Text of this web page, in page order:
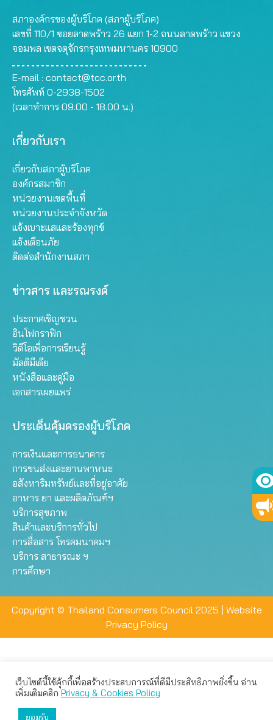
สภาองค์กรของผู้บริโภค (สภาผู้บริโภค)
เลขที่ 110/1 ซอยลาดพร้าว 26 แยก 1-2 ถนนลาดพร้าว แขวง
จอมพล เขตจตุจักรกรุงเทพมหานคร 10900
E-mail : contact@tcc.or.th
โทรศัพท์ 0-2938-1502
(เวลาทำการ 09.00 - 18.00 น.)
เกี่ยวกับเรา
เกี่ยวกับสภาผู้บริโภค
องค์กรสมาชิก
หน่วยงานเขตพื้นที่
หน่วยงานประจำจังหวัด
แจ้งเบาะแสและร้องทุกข์
แจ้งเตือนภัย
ติดต่อสำนักงานสภา
ข่าวสาร และรณรงค์
ประกาศเชิญชวน
อินโฟกราฟิก
วิดีโอเพื่อการเรียนรู้
มัลติมีเดีย
หนังสือและคู่มือ
เอกสารเผยแพร่
ประเด็นคุ้มครองผู้บริโภค
การเงินและการธนาคาร
การขนส่งและยานพาหนะ
อสังหาริมทรัพย์และที่อยู่อาศัย
อาหาร ยา และผลิตภัณฑ์ฯ
บริการสุขภาพ
สินค้าและบริการทั่วไป
การสื่อสาร โทรคมนาคมฯ
บริการ สาธารณะ ฯ
การศึกษา
Copyright © Thailand Consumers Council 2025 | Website
Privacy Policy
เว็บไซต์นี้ใช้คุ้กกี้เพื่อสร้างประสบการณ์ที่ดีมีประสิทธิภาพยิ่งขึ้น อ่าน
เพิ่มเติมคลิกPrivacy & Cookies Policy
ยอมรับ
เว็บไซต์นี้ใช้คุกกี้เพื่อมอบประสบการณ์การใช้งานที่ดีให้แก่ท่าน คุณ
สามารถเลือกตั้งค่าความเป็นส่วนตัวได้